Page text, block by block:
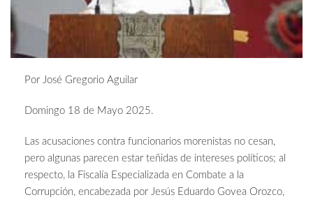
Por José Gregorio Aguilar
Domingo 18 de Mayo 2025.
Las acusaciones contra funcionarios morenistas no cesan,
pero algunas parecen estar teñidas de intereses políticos; al
respecto, la Fiscalía Especializada en Combate a la
Corrupción, encabezada por Jesús Eduardo Govea Orozco,